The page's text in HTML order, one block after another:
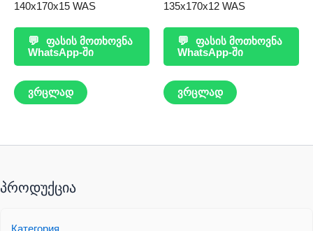
140x170x15 WAS
💬
ფასის მოთხოვნა
WhatsApp-ში
ვრცლად
135x170x12 WAS
💬
ფასის მოთხოვნა
WhatsApp-ში
ვრცლად
პროდუქცია